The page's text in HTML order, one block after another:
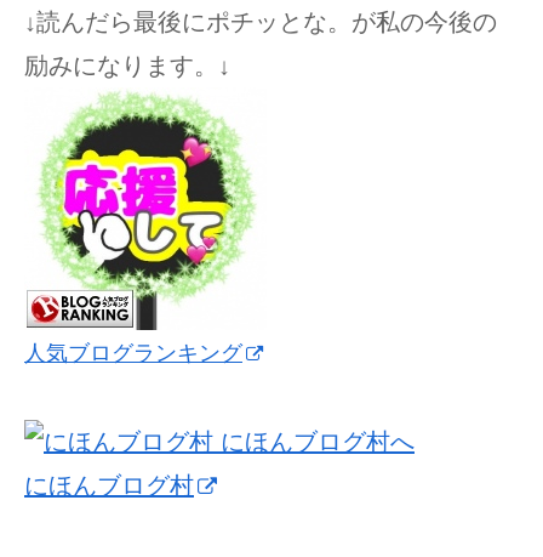
↓読んだら最後にポチッとな。が私の今後の
励みになります。↓
人気ブログランキング
にほんブログ村